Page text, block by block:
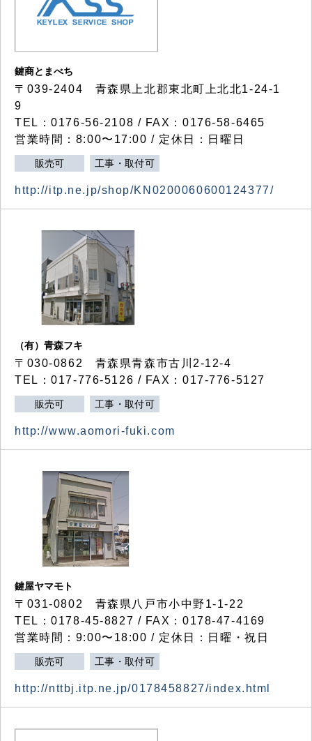
鍵商とまべち
〒039-2404 青森県上北郡東北町上北北1-24-1
9
TEL：0176-56-2108 / FAX：0176-58-6465
営業時間：8:00〜17:00 / 定休日：日曜日
販売可 工事・取付可
http://itp.ne.jp/shop/KN0200060600124377/
（有）青森フキ
〒030-0862 青森県青森市古川2-12-4
TEL：017-776-5126 / FAX：017-776-5127
販売可 工事・取付可
http://www.aomori-fuki.com
鍵屋ヤマモト
〒031-0802 青森県八戸市小中野1-1-22
TEL：0178-45-8827 / FAX：0178-47-4169
営業時間：9:00〜18:00 / 定休日：日曜・祝日
販売可 工事・取付可
http://nttbj.itp.ne.jp/0178458827/index.html